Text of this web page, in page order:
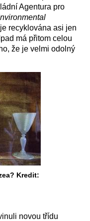
Agentura pro
recyklována asi jen
má přitom celou
že je velmi odolný
Kredit:
novou třídu